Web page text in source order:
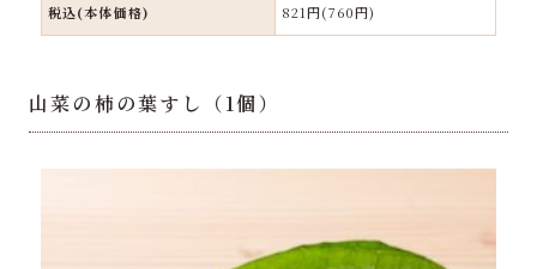
税込(本体価格) 821円(760円)
山菜の柿の葉すし（1個）